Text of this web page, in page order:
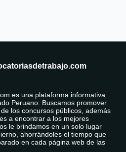
es una plataforma informativa
Peruano. Buscamos promover
los concursos públicos, además
a encontrar a los mejores
le brindamos en un solo lugar
ahorrándoles el tiempo que
en cada página web de las